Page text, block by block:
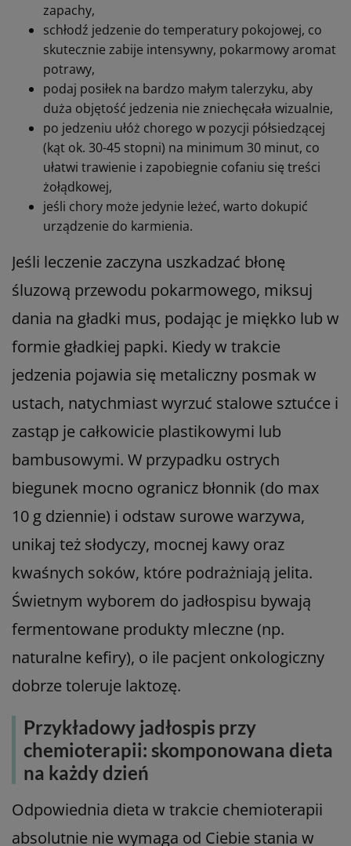
zapachy,
schłodź jedzenie do temperatury pokojowej, co
skutecznie zabije intensywny, pokarmowy aromat
potrawy,
podaj posiłek na bardzo małym talerzyku, aby
duża objętość jedzenia nie zniechęcała wizualnie,
po jedzeniu ułóż chorego w pozycji półsiedzącej
(kąt ok. 30-45 stopni) na minimum 30 minut, co
ułatwi trawienie i zapobiegnie cofaniu się treści
żołądkowej,
jeśli chory może jedynie leżeć, warto dokupić
urządzenie do karmienia.
Jeśli leczenie zaczyna uszkadzać błonę
śluzową przewodu pokarmowego, miksuj
dania na gładki mus, podając je miękko lub w
formie gładkiej papki. Kiedy w trakcie
jedzenia pojawia się metaliczny posmak w
ustach, natychmiast wyrzuć stalowe sztućce i
zastąp je całkowicie plastikowymi lub
bambusowymi. W przypadku ostrych
biegunek mocno ogranicz błonnik (do max
10 g dziennie) i odstaw surowe warzywa,
unikaj też słodyczy, mocnej kawy oraz
kwaśnych soków, które podrażniają jelita.
Świetnym wyborem do jadłospisu bywają
fermentowane produkty mleczne (np.
naturalne kefiry), o ile pacjent onkologiczny
dobrze toleruje laktozę.
Przykładowy jadłospis przy
chemioterapii: skomponowana dieta
na każdy dzień
Odpowiednia dieta w trakcie chemioterapii
absolutnie nie wymaga od Ciebie stania w